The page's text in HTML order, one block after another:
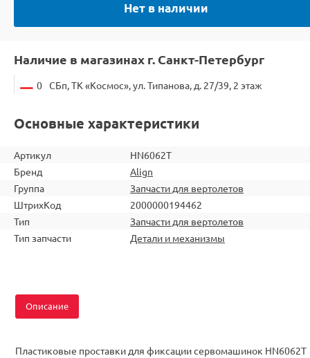
Нет в наличии
Наличие в магазинах г. Санкт-Петербург
0 СБп, ТК «Космос», ул. Типанова, д. 27/39, 2 этаж
Основные характеристики
Артикул
HN6062T
Бренд
Align
Группа
Запчасти для вертолетов
ШтрихКод
2000000194462
Тип
Запчасти для вертолетов
Тип запчасти
Детали и механизмы
Описание
Пластиковые проставки для фиксации сервомашинок HN6062T